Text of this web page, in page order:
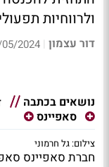
ולרווחיות תפעולית
דור עצמון |
2024 13:17
נושאים בכתבה
סאפיינס
צילום: גל חרמוני
חברת סאפיינס